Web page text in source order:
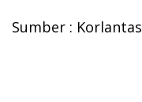
Sumber : Korlantas